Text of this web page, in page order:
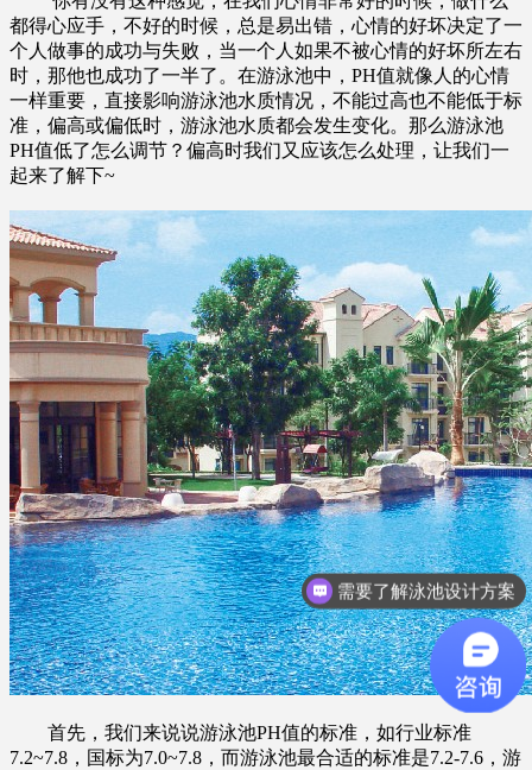
都得心应手，不好的时候，总是易出错，心情的好坏决定了一
个人做事的成功与失败，当一个人如果不被心情的好坏所左右
时，那他也成功了一半了。在游泳池中，PH值就像人的心情
一样重要，直接影响游泳池水质情况，不能过高也不能低于标
准，偏高或偏低时，游泳池水质都会发生变化。那么游泳池
PH值低了怎么调节？偏高时我们又应该怎么处理，让我们一
起来了解下~
首先，我们来说说游泳池PH值的标准，如行业标准
7.2~7.8，国标为7.0~7.8，而游泳池最合适的标准是7.2-7.6，游
需要了解泳池设计方案